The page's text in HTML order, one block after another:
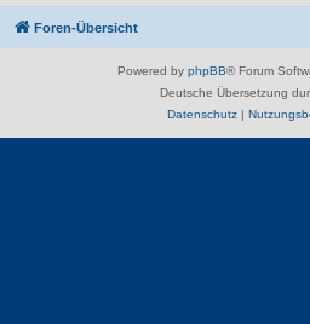
Foren-Übersicht
Powered by phpBB® Forum
Deutsche Übersetzung
Datenschutz|